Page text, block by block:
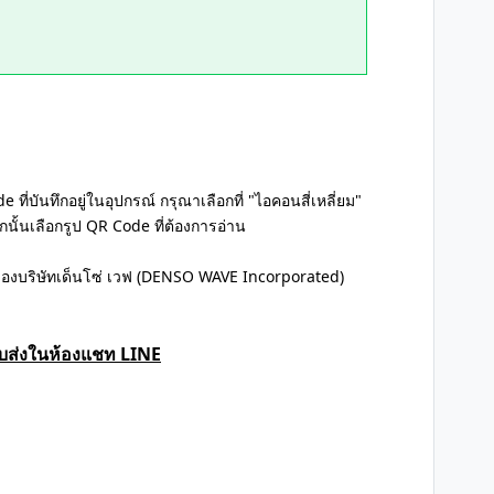
ที่บันทึกอยู่ในอุปกรณ์ กรุณาเลือกที่ "ไอคอนสี่เหลี่ยม"
นเลือกรูป QR Code ที่ต้องการอ่าน
บริษัทเด็นโซ่ เวฟ (DENSO WAVE Incorporated)
งในห้องแชท LINE